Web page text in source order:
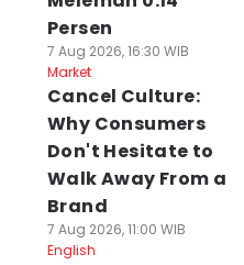
Persen
7 Aug 2026, 16:30 WIB
Market
Cancel Culture:
Why Consumers
Don't Hesitate to
Walk Away From a
Brand
7 Aug 2026, 11:00 WIB
English